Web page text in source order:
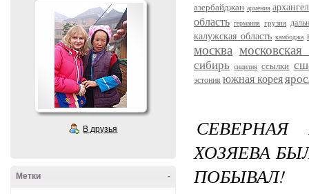
В друзья
-
Метки
азербайджан армения
область германия грузия
калужская область камбоджа
москва московская
сибирь сицилия ссылки
эстония южная корея
ХОЗЯЕВА
ПОБЫВАЛ!